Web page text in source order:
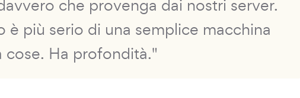
che provenga dai nostri server.
è più serio di una semplice macchina
cose. Ha profondità."